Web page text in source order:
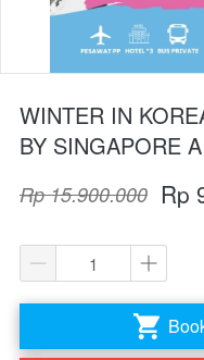
WINTER IN
BY SINGAPORE
Rp 15.900.000 Rp
`